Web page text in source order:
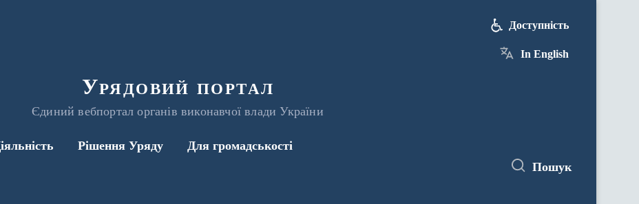
Урядовий портал
Єдиний вебпортал органів виконавчої влади України
Доступність
In English
Рішення Уряду Для громадськості
Пошук